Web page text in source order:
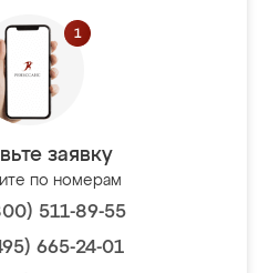
заявку
по номерам
511-89-55
665-24-01